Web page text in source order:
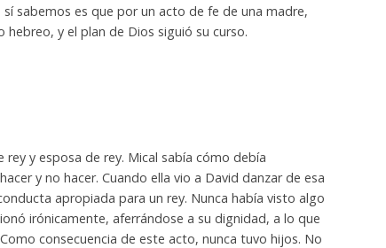
sabemos es que por un acto de fe de una madre,
y el plan de Dios siguió su curso.
rey y esposa de rey. Mical sabía cómo debía
y no hacer. Cuando ella vio a David danzar de esa
apropiada para un rey. Nunca había visto algo
irónicamente, aferrándose a su dignidad, a lo que
consecuencia de este acto, nunca tuvo hijos. No